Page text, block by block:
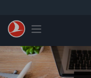
Toggle navigation